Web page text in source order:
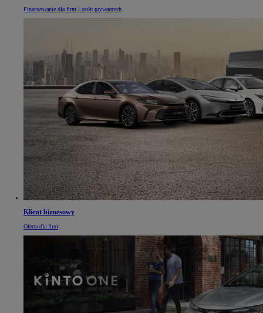
Finansowanie dla firm i osób prywatnych
Klient biznesowy
Oferta dla firm